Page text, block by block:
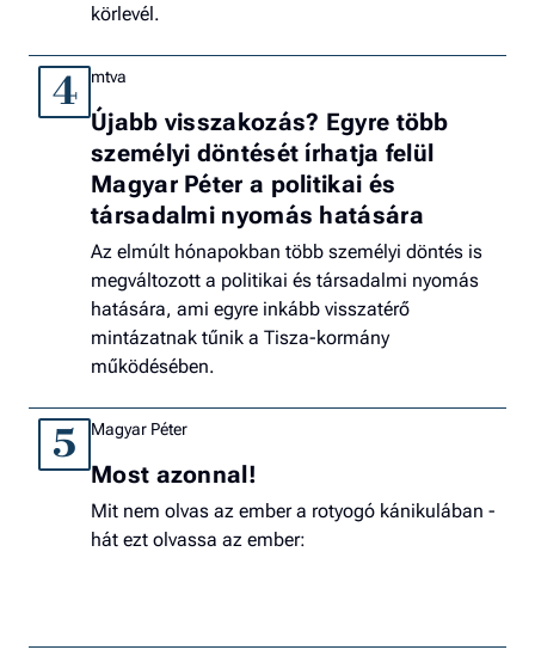
körlevél.
4 mtva
Újabb visszakozás? Egyre több
személyi döntését írhatja felül
Magyar Péter a politikai és
társadalmi nyomás hatására
Az elmúlt hónapokban több személyi döntés is
megváltozott a politikai és társadalmi nyomás
hatására, ami egyre inkább visszatérő
mintázatnak tűnik a Tisza-kormány
működésében.
5 Magyar Péter
Most azonnal!
Mit nem olvas az ember a rotyogó kánikulában -
hát ezt olvassa az ember: